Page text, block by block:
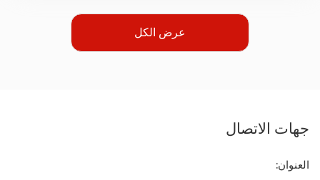
عرض الكل
جهات الاتصال
العنوان: